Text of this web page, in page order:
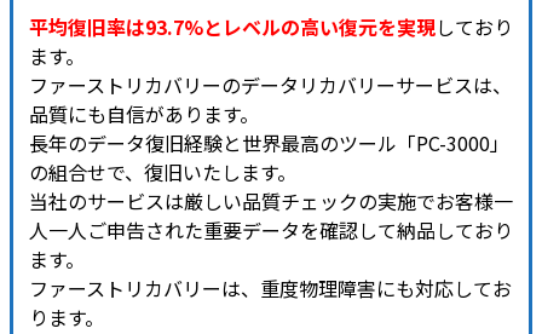
平均復旧率は93.7%とレベルの高い復元を実現しており
ます。
ファーストリカバリーのデータリカバリーサービスは、
品質にも自信があります。
長年のデータ復旧経験と世界最高のツール「PC-3000」
の組合せで、復旧いたします。
当社のサービスは厳しい品質チェックの実施でお客様一
人一人ご申告された重要データを確認して納品しており
ます。
ファーストリカバリーは、重度物理障害にも対応してお
ります。